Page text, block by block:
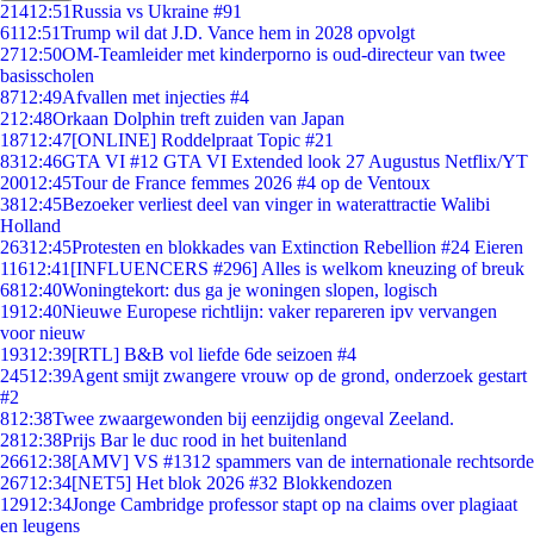
21412:51Russia vs Ukraine #91
6112:51Trump wil dat J.D. Vance hem in 2028 opvolgt
2712:50OM-Teamleider met kinderporno is oud-directeur van twee
basisscholen
8712:49Afvallen met injecties #4
212:48Orkaan Dolphin treft zuiden van Japan
18712:47[ONLINE] Roddelpraat Topic #21
8312:46GTA VI #12 GTA VI Extended look 27 Augustus Netflix/YT
20012:45Tour de France femmes 2026 #4 op de Ventoux
3812:45Bezoeker verliest deel van vinger in waterattractie Walibi
Holland
26312:45Protesten en blokkades van Extinction Rebellion #24 Eieren
11612:41 [INFLUENCERS #296] Alles is welkom kneuzing of breuk
6812:40Woningtekort: dus ga je woningen slopen, logisch
1912:40Nieuwe Europese richtlijn: vaker repareren ipv vervangen
voor nieuw
19312:39[RTL] B&B vol liefde 6de seizoen #4
24512:39Agent smijt zwangere vrouw op de grond, onderzoek gestart
#2
812:38Twee zwaargewonden bij eenzijdig ongeval Zeeland.
2812:38Prijs Bar le duc rood in het buitenland
26612:38[AMV] VS #1312 spammers van de internationale rechtsorde
26712:34[NET5] Het blok 2026 #32 Blokkendozen
12912:34Jonge Cambridge professor stapt op na claims over plagiaat
en leugens